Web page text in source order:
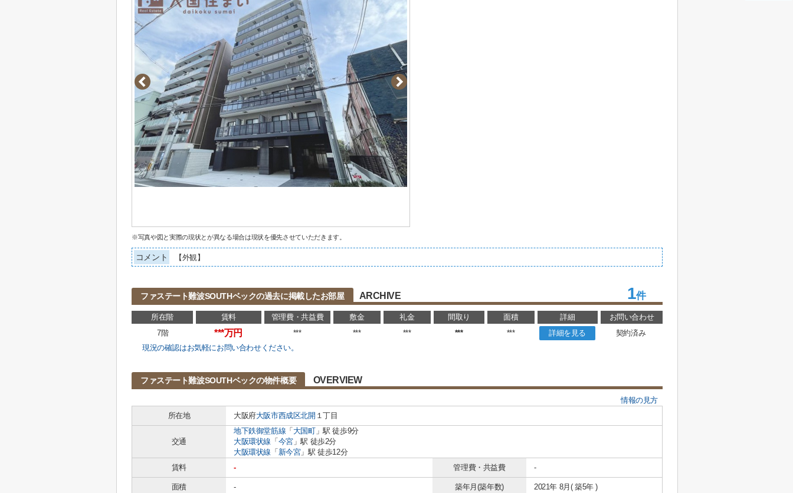
※写真や図と実際の現状とが異なる場合は現状を優先させていただきます。
コメント 【外観】
ファステート難波SOUTHベックの過去に掲載したお部屋 ARCHIVE 1件
所在階 賃料 管理費・共益費 敷金 礼金 間取り 面積 詳細
お問い合わせ
7階
***万円 *** *** *** *** *** 詳細を見る
契約済み
現況の確認はお気軽にお問い合わせください。
ファステート難波SOUTHベックの物件概要 OVERVIEW
情報の見方
所在地
大阪府大阪市西成区北開 １丁目
交通
地下鉄御堂筋線 「 大国町」駅 徒歩9分
大阪環状線 「 今宮」駅 徒歩2分
大阪環状線 「 新今宮」駅 徒歩12分
賃料
- 管理費・共益費 -
面積 - 築年月(築年数) 2021年 8月( 築5年 )